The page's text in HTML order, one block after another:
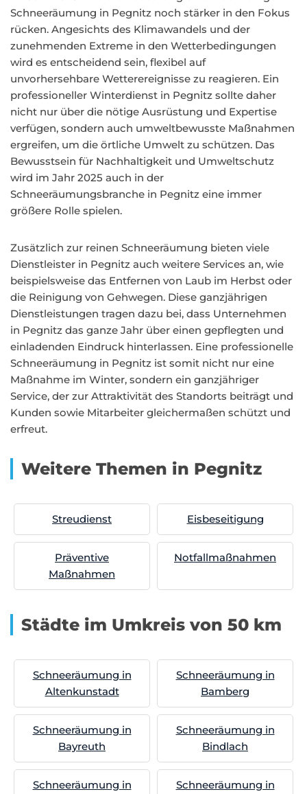
Schneeräumung in Pegnitz noch stärker in den Fokus
rücken. Angesichts des Klimawandels und der
zunehmenden Extreme in den Wetterbedingungen
wird es entscheidend sein, flexibel auf
unvorhersehbare Wetterereignisse zu reagieren. Ein
professioneller Winterdienst in Pegnitz sollte daher
nicht nur über die nötige Ausrüstung und Expertise
verfügen, sondern auch umweltbewusste Maßnahmen
ergreifen, um die örtliche Umwelt zu schützen. Das
Bewusstsein für Nachhaltigkeit und Umweltschutz
wird im Jahr 2025 auch in der
Schneeräumungsbranche in Pegnitz eine immer
größere Rolle spielen.
Zusätzlich zur reinen Schneeräumung bieten viele
Dienstleister in Pegnitz auch weitere Services an, wie
beispielsweise das Entfernen von Laub im Herbst oder
die Reinigung von Gehwegen. Diese ganzjährigen
Dienstleistungen tragen dazu bei, dass Unternehmen
in Pegnitz das ganze Jahr über einen gepflegten und
einladenden Eindruck hinterlassen. Eine professionelle
Schneeräumung in Pegnitz ist somit nicht nur eine
Maßnahme im Winter, sondern ein ganzjähriger
Service, der zur Attraktivität des Standorts beiträgt und
Kunden sowie Mitarbeiter gleichermaßen schützt und
erfreut.
Weitere Themen in Pegnitz
Streudienst Eisbeseitigung
Präventive
Maßnahmen
Notfallmaßnahmen
Städte im Umkreis von 50 km
Schneeräumung in
Altenkunstadt
Schneeräumung in
Bamberg
Schneeräumung in
Bayreuth
Schneeräumung in
Bindlach
Schneeräumung in
Schneeräumung in